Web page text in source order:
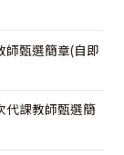
師甄選簡章(自即
代課教師甄選簡